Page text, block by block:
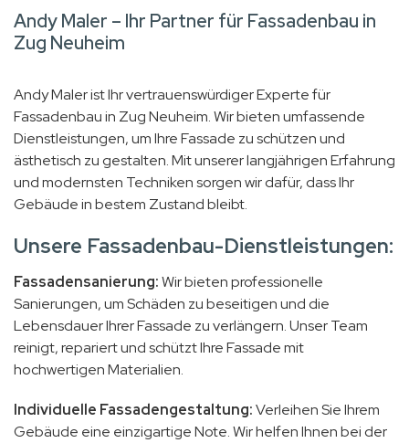
Andy Maler – Ihr Partner für Fassadenbau in
Zug Neuheim
Andy Maler ist Ihr vertrauenswürdiger Experte für
Fassadenbau in Zug Neuheim. Wir bieten umfassende
Dienstleistungen, um Ihre Fassade zu schützen und
ästhetisch zu gestalten. Mit unserer langjährigen Erfahrung
und modernsten Techniken sorgen wir dafür, dass Ihr
Gebäude in bestem Zustand bleibt.
Unsere Fassadenbau-Dienstleistungen:
Fassadensanierung:Wir bieten professionelle
Sanierungen, um Schäden zu beseitigen und die
Lebensdauer Ihrer Fassade zu verlängern. Unser Team
reinigt, repariert und schützt Ihre Fassade mit
hochwertigen Materialien.
Individuelle Fassadengestaltung:Verleihen Sie Ihrem
Gebäude eine einzigartige Note. Wir helfen Ihnen bei der